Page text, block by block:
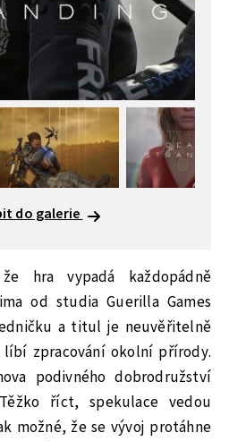
do galerie
hra vypadá každopádně
od studia Guerilla Games
a titul je neuvěřitelně
zpracování okolní přírody.
podivného dobrodružství
říct, spekulace vedou
možné, že se vývoj protáhne